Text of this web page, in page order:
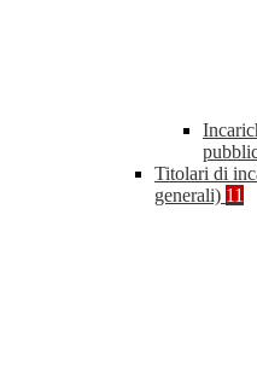
Titolari di
generali) 11